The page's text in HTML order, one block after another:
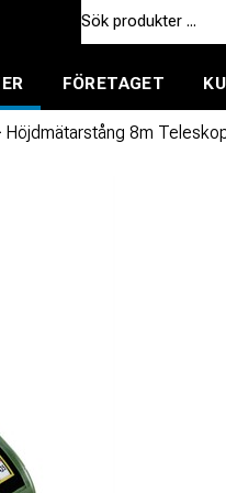
FÖRETAGET
Höjdmätarstång 8m